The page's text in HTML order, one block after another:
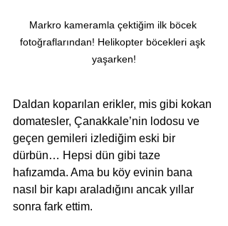
Markro kameramla çektiğim ilk böcek
fotoğraflarından! Helikopter böcekleri aşk
yaşarken!
Daldan koparılan erikler, mis gibi kokan
domatesler, Çanakkale’nin lodosu ve
geçen gemileri izlediğim eski bir
dürbün… Hepsi dün gibi taze
hafızamda. Ama bu köy evinin bana
nasıl bir kapı araladığını ancak yıllar
sonra fark ettim.